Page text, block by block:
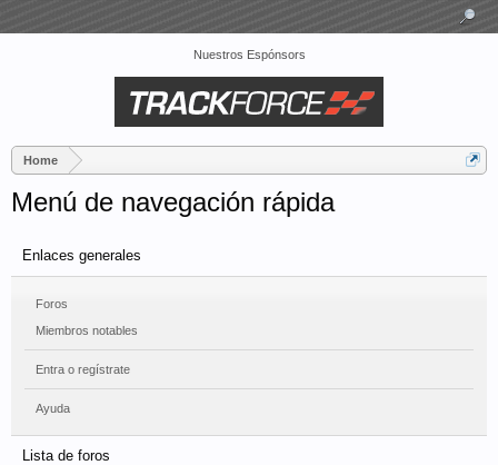
Nuestros Espónsors
Home
Menú de navegación rápida
Enlaces generales
Foros
Miembros notables
Entra o regístrate
Ayuda
Lista de foros